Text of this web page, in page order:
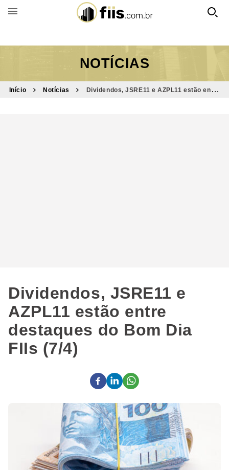
BUSCAR POR FUNDO
NOTÍCIAS
Início Notícias
Dividendos, JSRE11 e AZPL11 estão entre
Dividendos, JSRE11 e
AZPL11 estão entre
destaques do Bom Dia
FIIs (7/4)